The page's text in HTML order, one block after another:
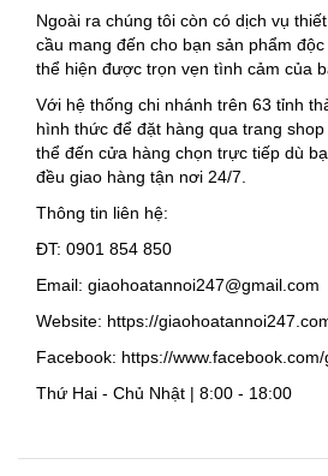
Ngoài ra chúng tôi còn có dịch vụ
cầu mang đến cho bạn sản phẩm
thể hiện được trọn vẹn tình cảm của
Với hệ thống chi nhánh trên 63 tỉnh
hình thức để đặt hàng qua trang
thể đến cửa hàng chọn trực tiếp dù
đều giao hàng tận nơi 24/7.
Thông tin liên hệ:
ĐT: 0901 854 850
Email: giaohoatannoi247@gmail.com
Website: https://
Facebook: https://
Thứ Hai - Chủ Nhật | 8:00 - 18:00